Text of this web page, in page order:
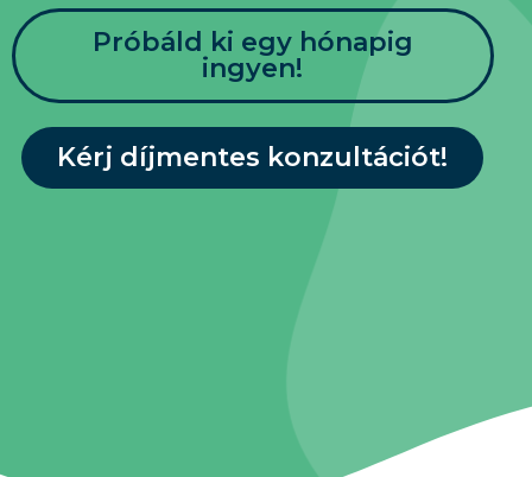
Próbáld ki egy hónapig
ingyen!
Kérj díjmentes konzultációt!